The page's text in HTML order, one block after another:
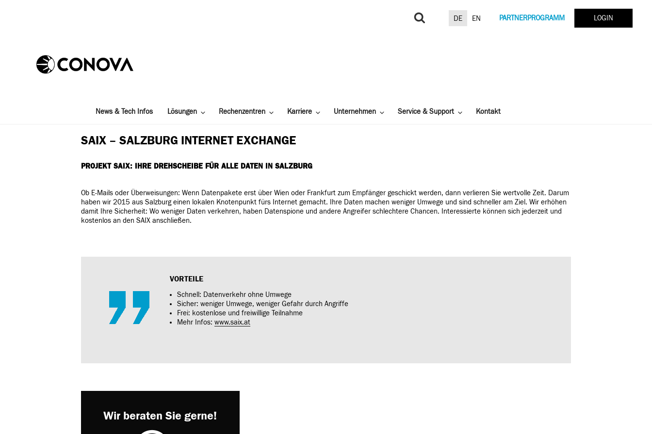
Suchen
DE EN PARTNERPROGRAMM LOGIN
News & Tech Infos Lösungen Rechenzentren Karriere Unternehmen Service & Support Kontakt
SAIX – SALZBURG INTERNET EXCHANGE
PROJEKT SAIX: IHRE DREHSCHEIBE FÜR ALLE DATEN IN SALZBURG
Ob E-Mails oder Überweisungen: Wenn Datenpakete erst über Wien oder Frankfurt zum Empfänger geschickt werden, dann verlieren Sie wertvolle Zeit. Darum
haben wir 2015 aus Salzburg einen lokalen Knotenpunkt fürs Internet gemacht. Ihre Daten machen weniger Umwege und sind schneller am Ziel. Wir erhöhen
damit Ihre Sicherheit: Wo weniger Daten verkehren, haben Datenspione und andere Angreifer schlechtere Chancen. Interessierte können sich jederzeit und
kostenlos an den SAIX anschließen.
VORTEILE
Schnell: Datenverkehr ohne Umwege
Sicher: weniger Umwege, weniger Gefahr durch Angriffe
Frei: kostenlose und freiwillige Teilnahme
Mehr Infos:www.saix.at
Wir beraten Sie gerne!